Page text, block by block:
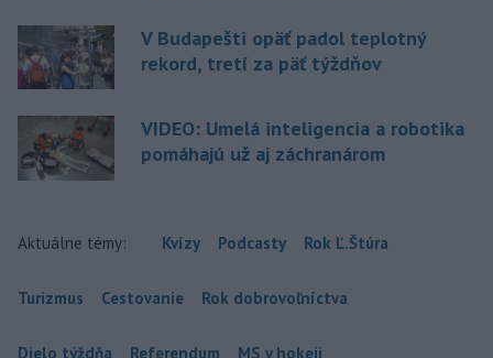
V Budapešti opäť padol teplotný
rekord, tretí za päť týždňov
VIDEO: Umelá inteligencia a robotika
pomáhajú už aj záchranárom
Aktuálne témy: Kvízy Podcasty Rok Ľ.Štúra
Turizmus Cestovanie Rok dobrovoľníctva
Dielo týždňa Referendum MS v hokeji